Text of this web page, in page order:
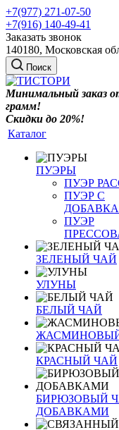
+7(977) 271-07-50
+7(916) 140-49-41
Заказать звонок
140180, Московская
Поиск
Минимальный заказ
грамм!
Скидки до 20%!
Каталог
ПУЭРЫ
ПУЭР
ПУЭР С
ПУЭР
ЗЕЛЕНЫЙ ЧАЙ
УЛУНЫ
БЕЛЫЙ ЧАЙ
КРАСНЫЙ ЧАЙ
БИРЮЗОВЫЙ
ДОБАВКАМИ